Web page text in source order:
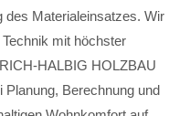
des Materialeinsatzes. Wir
mit höchster
HALBIG HOLZBAU
Planung, Berechnung und